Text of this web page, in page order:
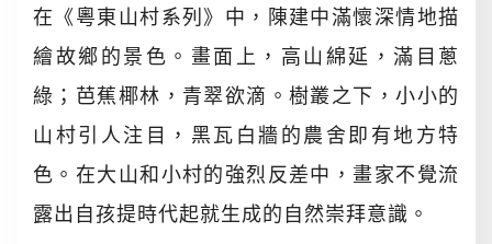
在《粵東山村系列》中，陳建中滿懷深情地描
繪故鄉的景色。畫面上，高山綿延，滿目蔥
綠；芭蕉椰林，青翠欲滴。樹叢之下，小小的
山村引人注目，黑瓦白牆的農舍即有地方特
色。在大山和小村的強烈反差中，畫家不覺流
露出自孩提時代起就生成的自然崇拜意識。